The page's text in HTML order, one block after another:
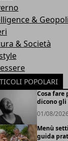
&
& Società
POPOLARI
Cosa fare
dicono gli
01/08/
Menù
guida